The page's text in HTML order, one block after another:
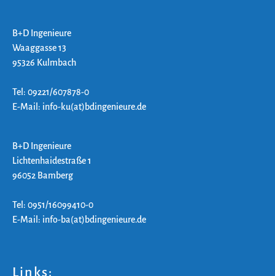
B+D Ingenieure
Waaggasse 13
95326 Kulmbach
Tel: 09221/607878-0
E-Mail: info-ku(at)bdingenieure.de
B+D Ingenieure
Lichtenhaidestraße 1
96052 Bamberg
Tel: 0951/16099410-0
E-Mail: info-ba(at)bdingenieure.de
Links: